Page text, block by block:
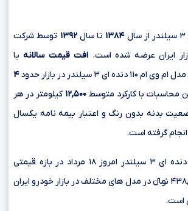
۱۳۸۴ تا سال۱۳۹۲ توسط شرکت
ایران عرضه شده است. افت قیمت سالانهیا
۳ سیلندر در بازار حدود
۴
محاسبات با کارکرد متوسط ۱۲,۵۰۰ کیلومتر در هر
بدنه بدون رنگ و اعتبار بیمه نامه یکسال
گرفته است.
خودرو ام وی ام ۱۱۰ دنده ای ۳ سیلندر امروز ۱۸ مرداد در بازه قیمتی
۲۸۱,۰۰۰,۰۰۰ تا ۴۳۸,۰۰۰,۰۰۰ تومانءءء در مدل های مختلف در بازار خودرو ایران
است.